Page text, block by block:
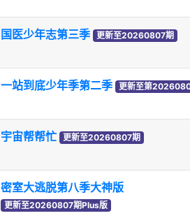
国医少年志第三季 更新至20260807期
一站到底少年季第二季 更新至第
宇宙帮帮忙 更新至20260807期
密室大逃脱第八季大神版
更新至20260807期Plus版